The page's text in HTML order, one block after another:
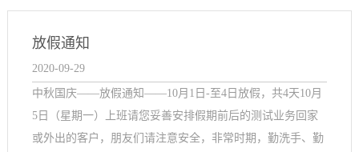
放假通知
2020-09-29
中秋国庆——放假通知——10月1日-至4日放假，共4天10月
5日（星期一）上班请您妥善安排假期前后的测试业务回家
或外出的客户，朋友们请注意安全，非常时期，勤洗手、勤